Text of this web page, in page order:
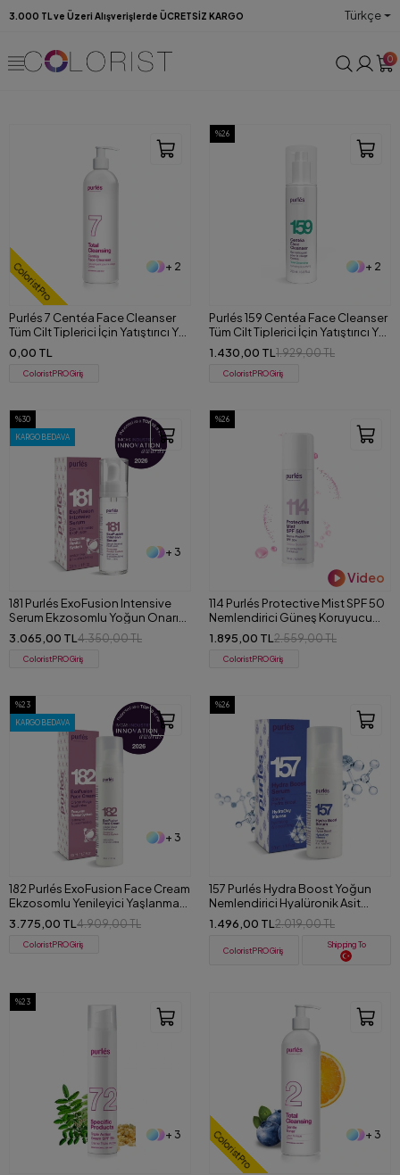
3.000 TL ve Üzeri Alışverişlerde ÜCRETSİZ KARGO Türkçe
0
ColoristPro + 2
Purlés 7 Centéa Face Cleanser
Tüm Cilt Tiplerici İçin Yatıştırıcı Yüz
ve Makyaj Temizleme Jeli 500 ml
0,00 TL
ColoristPRO Giriş
%26
+ 2
Purlés 159 Centéa Face Cleanser
Tüm Cilt Tiplerici İçin Yatıştırıcı Yüz
ve Makyaj Temizleme Jeli 200 ml
1.430,00 TL 1.929,00 TL
ColoristPRO Giriş
%30
KARGO BEDAVA
+ 3
181 Purlés ExoFusion Intensive
Serum Ekzosomlu Yoğun Onarıcı
ve Sıkılaştırıcı Serum 30 ml
3.065,00 TL 4.350,00 TL
ColoristPRO Giriş
%26
Video
114 Purlés Protective Mist SPF 50
Nemlendirici Güneş Koruyucu
Sprey 150 ml
1.895,00 TL 2.559,00 TL
ColoristPRO Giriş
%23
KARGO BEDAVA
+ 3
182 Purlés ExoFusion Face Cream
Ekzosomlu Yenileyici Yaşlanma
Karşıtı Yüz Kremi 50 ml
3.775,00 TL 4.909,00 TL
ColoristPRO Giriş
%26
157 Purlés Hydra Boost Yoğun
Nemlendirici Hyalüronik Asit
Serum 30 ml
1.496,00 TL 2.019,00 TL
ColoristPRO Giriş
Shipping To
%23
+ 3 ColoristPro + 3